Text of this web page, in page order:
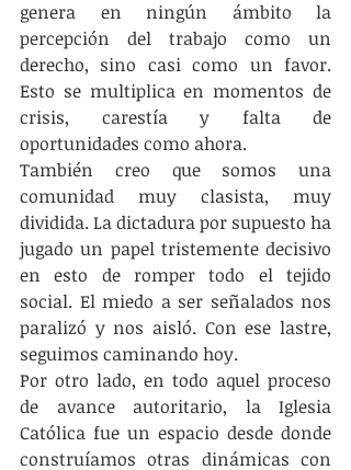
genera en ningún ámbito la
percepción del trabajo como un
derecho, sino casi como un favor.
Esto se multiplica en momentos de
crisis, carestía y falta de
oportunidades como ahora.
También creo que somos una
comunidad muy clasista, muy
dividida. La dictadura por supuesto ha
jugado un papel tristemente decisivo
en esto de romper todo el tejido
social. El miedo a ser señalados nos
paralizó y nos aisló. Con ese lastre,
seguimos caminando hoy.
Por otro lado, en todo aquel proceso
de avance autoritario, la Iglesia
Católica fue un espacio desde donde
construíamos otras dinámicas con